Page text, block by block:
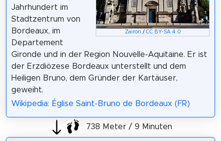
Zairon / CC BY-SA 4.0
Jahrhundert im
Stadtzentrum von
Bordeaux, im
Departement
Gironde und in der Region Nouvelle-Aquitaine. Er ist
der Erzdiözese Bordeaux unterstellt und dem
Heiligen Bruno, dem Gründer der Kartäuser,
geweiht.
Wikipedia: Église Saint-Bruno de Bordeaux (FR)
738 Meter / 9 Minuten